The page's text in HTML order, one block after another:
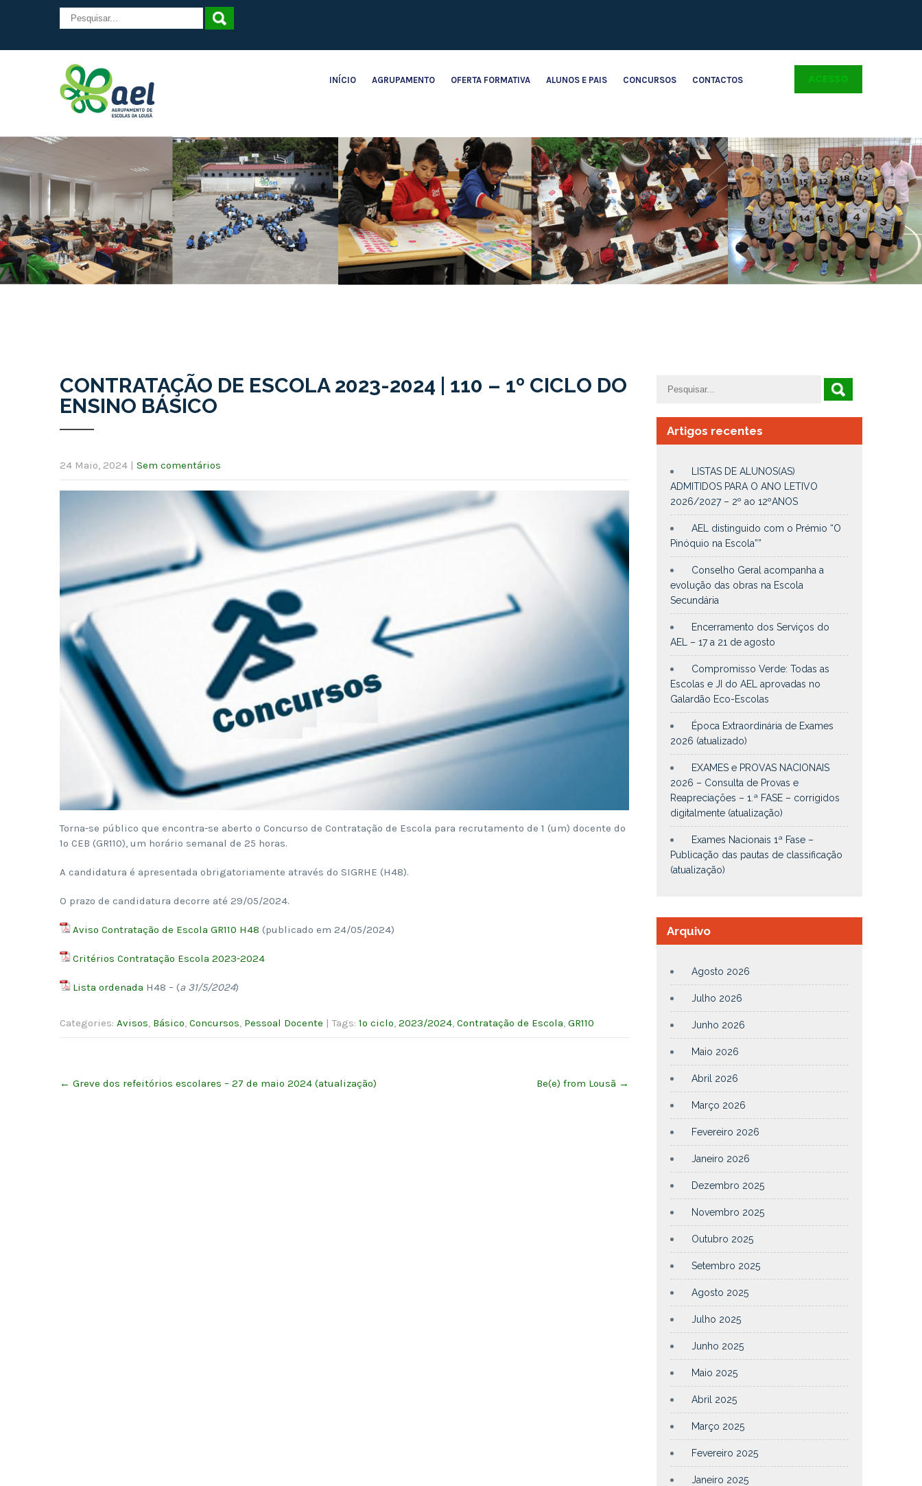
INÍCIO AGRUPAMENTO OFERTA FORMATIVA ALUNOS E PAIS CONCURSOS CONTACTOS ACESSO
CONTRATAÇÃO DE ESCOLA 2023-2024 | 110 – 1º CICLO DO
ENSINO BÁSICO
24 Maio, 2024 | Sem comentários
Torna-se público que encontra-se aberto o Concurso de Contratação de Escola para recrutamento de 1 (um) docente do
1º CEB (GR110), um horário semanal de 25 horas.
A candidatura é apresentada obrigatoriamente através do SIGRHE (H48).
O prazo de candidatura decorre até 29/05/2024.
Aviso Contratação de Escola GR110 H48 (publicado em 24/05/2024)
Critérios Contratação Escola 2023-2024
Lista ordenada H48 – (a 31/5/2024)
Categories: Avisos, Básico, Concursos, Pessoal Docente | Tags: 1º ciclo, 2023/2024, Contratação de Escola, GR110
navigation
← Greve dos refeitórios escolares – 27 de maio 2024 (atualização) Be(e) from Lousã →
Artigos recentes
LISTAS DE ALUNOS(AS)
ADMITIDOS PARA O ANO LETIVO
2026/2027 – 2º ao 12ºANOS
AEL distinguido com o Prémio “O
Pinóquio na Escola””
Conselho Geral acompanha a
evolução das obras na Escola
Secundária
Encerramento dos Serviços do
AEL – 17 a 21 de agosto
Compromisso Verde: Todas as
Escolas e JI do AEL aprovadas no
Galardão Eco-Escolas
Época Extraordinária de Exames
2026 (atualizado)
EXAMES e PROVAS NACIONAIS
2026 – Consulta de Provas e
Reapreciações – 1.ª FASE – corrigidos
digitalmente (atualização)
Exames Nacionais 1ª Fase –
Publicação das pautas de classificação
(atualização)
Arquivo
Agosto 2026
Julho 2026
Junho 2026
Maio 2026
Abril 2026
Março 2026
Fevereiro 2026
Janeiro 2026
Dezembro 2025
Novembro 2025
Outubro 2025
Setembro 2025
Agosto 2025
Julho 2025
Junho 2025
Maio 2025
Abril 2025
Março 2025
Fevereiro 2025
Janeiro 2025